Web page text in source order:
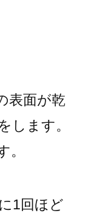
表面が乾
します。
。
1回ほど